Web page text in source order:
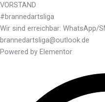
VORSTAND
#brannedartsliga
Wir sind erreichbar: WhatsApp/
brannedartsliga@outlook.de
Powered by Elementor